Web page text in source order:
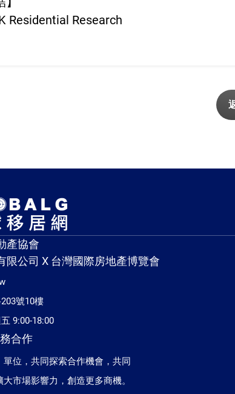
Residential Research
產協會
限公司 X 台灣國際房地產博覽會
號10樓
9:00-18:00
合作
單位，共同探索合作機會，共同
市場影響力，創造更多商機。